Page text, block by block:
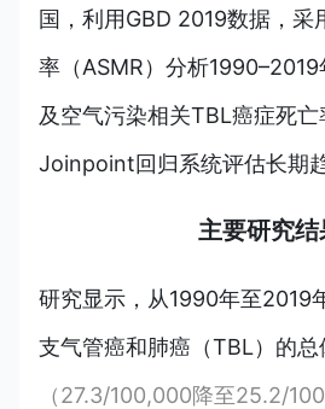
国，利用GBD 2019数据，采
率（ASMR）分析
及空气污染相关TBL癌症死
Joinpoint回归系统评估长期趋
主要研究结
研究显示，从1990年至2019
支气管癌和肺癌（TBL）的总
（27.3/100,000降至25.2/